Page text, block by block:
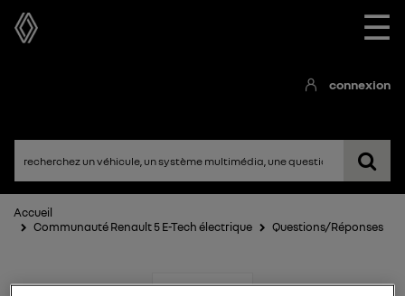
☰
connexion
Accueil
Communauté Renault 5 E-Tech électrique
Questions/Réponses